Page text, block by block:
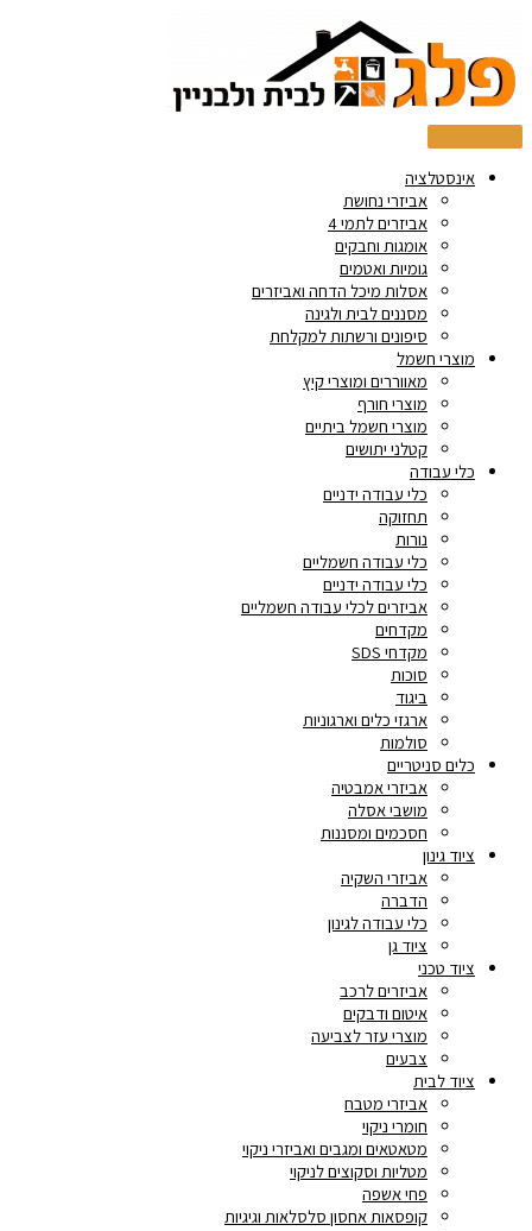
אינסטלציה
אביזרי נחושת
אביזרים לתמי 4
אומגות וחבקים
גומיות ואטמים
אסלות מיכל הדחה ואביזרים
מסננים לבית ולגינה
סיפונים ורשתות למקלחת
מוצרי חשמל
מאווררים ומוצרי קיץ
מוצרי חורף
מוצרי חשמל ביתיים
קטלני יתושים
כלי עבודה
כלי עבודה ידניים
תחזוקה
נורות
כלי עבודה חשמליים
כלי עבודה ידניים
אביזרים לכלי עבודה חשמליים
מקדחים
מקדחי SDS
סוכות
ביגוד
ארגזי כלים וארגוניות
סולמות
כלים סניטריים
אביזרי אמבטיה
מושבי אסלה
חסכמים ומסננות
ציוד גינון
אביזרי השקיה
הדברה
כלי עבודה לגינון
ציוד גן
ציוד טכני
אביזרים לרכב
איטום ודבקים
מוצרי עזר לצביעה
צבעים
ציוד לבית
אביזרי מטבח
חומרי ניקוי
מטאטאים ומגבים ואביזרי ניקוי
מטליות וסקוצים לניקוי
פחי אשפה
קופסאות אחסון סלסלאות וגיגיות